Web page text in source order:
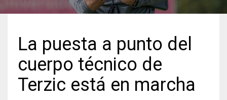
La puesta a punto del
cuerpo técnico de
Terzic está en marcha